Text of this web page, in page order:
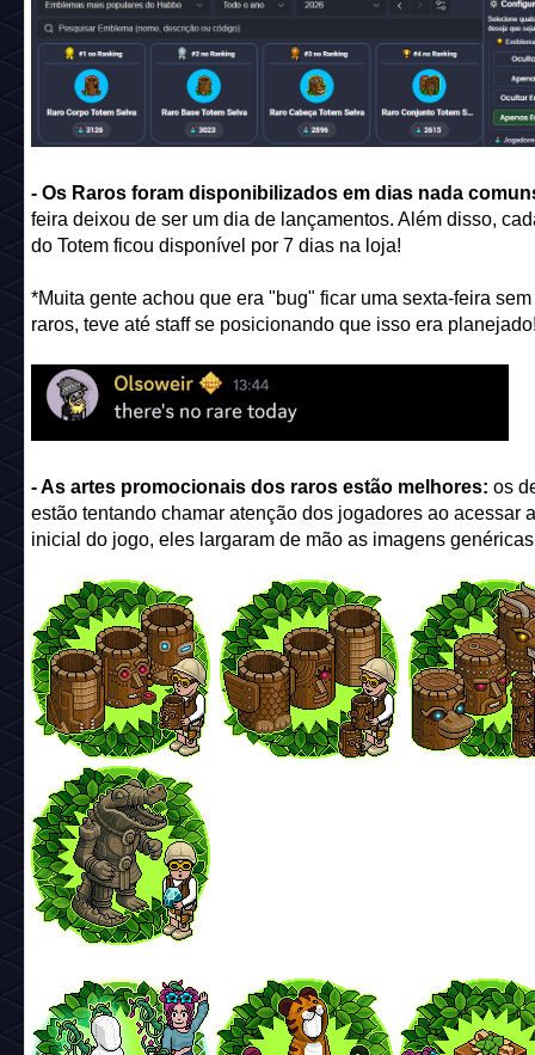
- Os Raros foram disponibilizados em dias nada
feira deixou de ser um dia de lançamentos. Além disso,
do Totem ficou disponível por 7 dias na loja!
*Muita gente achou que era "bug" ficar uma sexta-feira
raros, teve até staff se posicionando que isso era
- As artes promocionais dos raros estão melhores: os
estão tentando chamar atenção dos jogadores ao acessar
inicial do jogo, eles largaram de mão as imagens